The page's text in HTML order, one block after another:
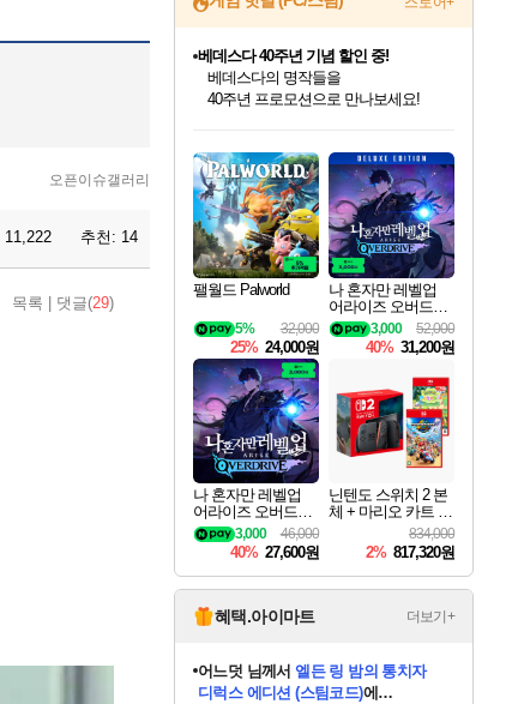
오픈이슈갤러리
11,222 추천: 14
목록 댓글(29)
최대 90% 할인가를 만나보세요!
네이버혜택과 함께 만나보세요!
50%할인&추가 적립까지!
이니&베니 혜택까지!
네이버 혜택가와 함께 예약하세요!
할인&네이버혜택으로 만나보세요!
네이버페이 혜택과 만나보세요!
40주년 프로모션으로 만나보세요!
마블 투혼 파이팅 소울즈 예약 판매 중!
마블 히어로 총 출동&화려한 격투!
네이버 포인트 혜택까지!
할인가에 만나보세요!
일부 에디션 상시 할인!
혜택으로 예약 판매 중
편안하게 충전하세요
팰월드 Palworld
32,000
5%
25% 24,000원
나 혼자만 레벨업
어라이즈 오버드라
이브 디럭스 에디션
Solo Leveling Arise
Overdrive Deluxe Edi
52,000
3,000
40% 31,200원
나 혼자만 레벨업
어라이즈 오버드라
이브 Solo Leveling A
rise
46,000
3,000
40% 27,600원
닌텐도 스위치 2 본
체 + 마리오 카트 월
드 + 포켓몬 포코피
아 번들
834,000
2% 817,320원
혜택.아이마트 더보기+
동작그만님께서 (본편포함) 데이브 더
다이버 인 더 정글 번들 (스팀코드)